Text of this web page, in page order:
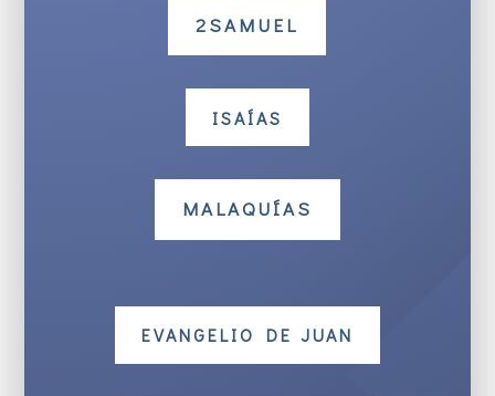
2SAMUEL
ISAÍAS
MALAQUÍAS
EVANGELIO DE JUAN